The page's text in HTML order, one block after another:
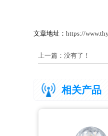
文章地址：https://
上一篇：没有了！
相关产品